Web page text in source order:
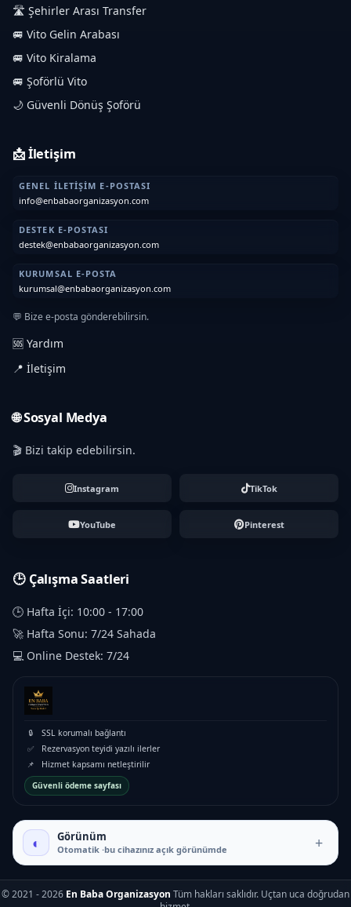
🛣️ Şehirler Arası Transfer
🚐 Vito Gelin Arabası
🚐 Vito Kiralama
🚐 Şoförlü Vito
🌙 Güvenli Dönüş Şoförü
📩 İletişim
GENEL İLETIŞIM E-POSTASI
info@enbabaorganizasyon.com
DESTEK E-POSTASI
destek@enbabaorganizasyon.com
KURUMSAL E-POSTA
kurumsal@enbabaorganizasyon.com
💬 Bize e-posta gönderebilirsin.
🆘 Yardım
📍 İletişim
🌐 Sosyal Medya
🎬 Bizi takip edebilirsin.
Instagram TikTok
YouTube Pinterest
🕒 Çalışma Saatleri
🕒 Hafta İçi: 10:00 - 17:00
🚀 Hafta Sonu: 7/24 Sahada
💻 Online Destek: 7/24
🔒
SSL korumalı bağlantı
✅
Rezervasyon teyidi yazılı ilerler
📌
Hizmet kapsamı netleştirilir
Güvenli ödeme sayfası
◐ Görünüm
Otomatik ·bu cihazınız açık görünümde +
© 2021 - 2026 En Baba Organizasyon Tüm hakları saklıdır. Uçtan uca doğrudan
₺5.500 – ₺13.500